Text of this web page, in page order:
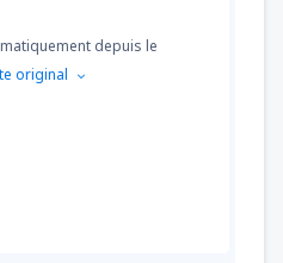
depuis le
original